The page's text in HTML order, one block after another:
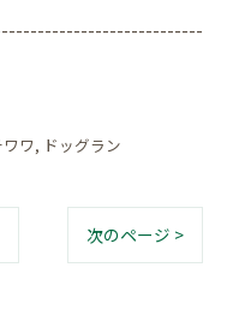
ワ ドッグラン
次のページ >